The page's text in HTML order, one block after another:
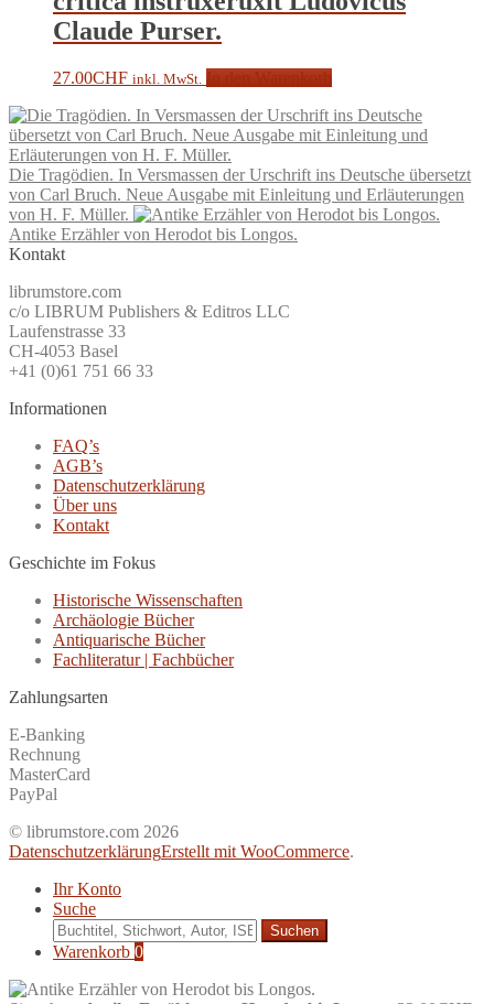
Claude Purser.
27.00CHF inkl. MwSt.
Die Tragödien. In Versmassen der Urschrift ins Deutsche übersetzt
von Carl Bruch. Neue Ausgabe mit Einleitung und Erläuterungen
von H. F. Müller.
Antike Erzähler von Herodot bis Longos.
Kontakt
librumstore.com
c/o LIBRUM Publishers & Editros LLC
Laufenstrasse 33
CH-4053 Basel
+41 (0)61 751 66 33
Informationen
FAQ’s
AGB’s
Datenschutzerklärung
Über uns
Kontakt
Geschichte im Fokus
Historische Wissenschaften
Archäologie Bücher
Antiquarische Bücher
Fachliteratur | Fachbücher
Zahlungsarten
E-Banking
Rechnung
MasterCard
PayPal
© librumstore.com 2026
DatenschutzerklärungErstellt mit WooCommerce.
Ihr Konto
Suche
Suche
nach:
Warenkorb 0